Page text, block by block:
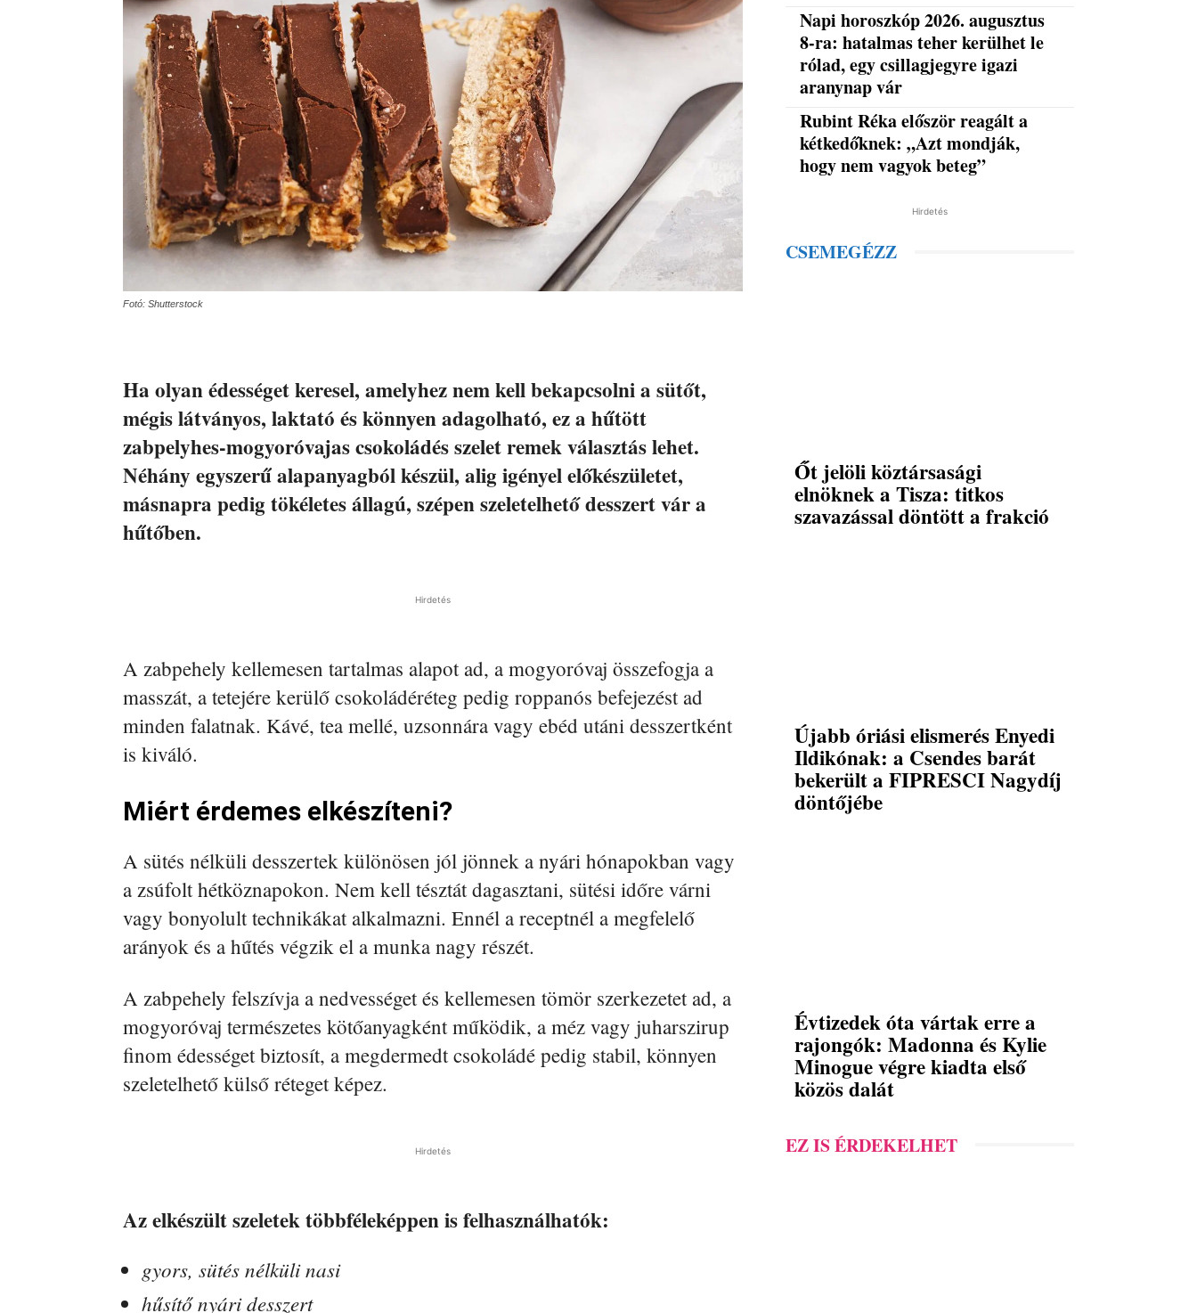
Fotó: Shutterstock
Ha olyan édességet keresel, amelyhez nem kell bekapcsolni a sütőt,
mégis látványos, laktató és könnyen adagolható, ez a hűtött
zabpelyhes-mogyoróvajas csokoládés szelet remek választás lehet.
Néhány egyszerű alapanyagból készül, alig igényel előkészületet,
másnapra pedig tökéletes állagú, szépen szeletelhető desszert vár a
hűtőben.
Hirdetés
A zabpehely kellemesen tartalmas alapot ad, a mogyoróvaj összefogja a
masszát, a tetejére kerülő csokoládéréteg pedig roppanós befejezést ad
minden falatnak. Kávé, tea mellé, uzsonnára vagy ebéd utáni desszertként
is kiváló.
Miért érdemes elkészíteni?
A sütés nélküli desszertek különösen jól jönnek a nyári hónapokban vagy
a zsúfolt hétköznapokon. Nem kell tésztát dagasztani, sütési időre várni
vagy bonyolult technikákat alkalmazni. Ennél a receptnél a megfelelő
arányok és a hűtés végzik el a munka nagy részét.
A zabpehely felszívja a nedvességet és kellemesen tömör szerkezetet ad, a
mogyoróvaj természetes kötőanyagként működik, a méz vagy juharszirup
finom édességet biztosít, a megdermedt csokoládé pedig stabil, könnyen
szeletelhető külső réteget képez.
Hirdetés
Az elkészült szeletek többféleképpen is felhasználhatók:
gyors, sütés nélküli nasi
hűsítő nyári desszert
Napi horoszkóp 2026. augusztus
8-ra: hatalmas teher kerülhet le
rólad, egy csillagjegyre igazi
aranynap vár
Rubint Réka először reagált a
kétkedőknek: „Azt mondják,
hogy nem vagyok beteg”
Hirdetés
CSEMEGÉZZ
Őt jelöli köztársasági
elnöknek a Tisza: titkos
szavazással döntött a frakció
Újabb óriási elismerés Enyedi
Ildikónak: a Csendes barát
bekerült a FIPRESCI Nagydíj
döntőjébe
Évtizedek óta vártak erre a
rajongók: Madonna és Kylie
Minogue végre kiadta első
közös dalát
EZ IS ÉRDEKELHET